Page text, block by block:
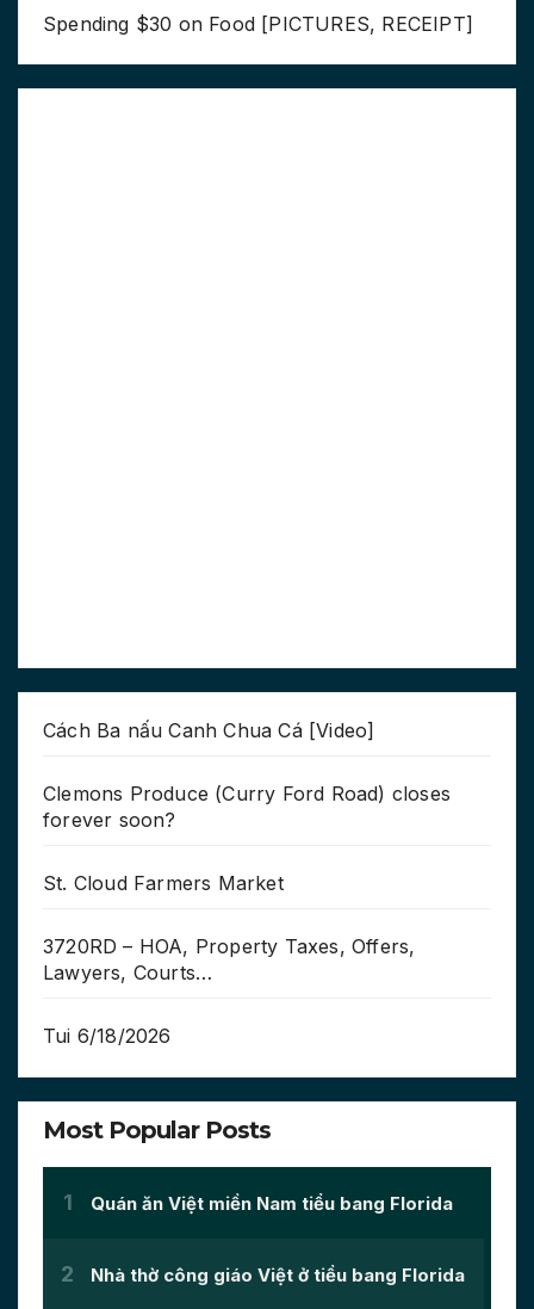
Spending $30 on Food [PICTURES, RECEIPT]
Cách Ba nấu Canh Chua Cá [Video]
Clemons Produce (Curry Ford Road) closes
forever soon?
St. Cloud Farmers Market
3720RD – HOA, Property Taxes, Offers,
Lawyers, Courts…
Tui 6/18/2026
Most Popular Posts